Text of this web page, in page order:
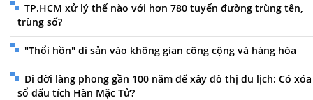
TP.HCM xử lý thế nào với hơn 780 tuyến đường trùng tên,
trùng số?
"Thổi hồn" di sản vào không gian công cộng và hàng hóa
Di dời làng phong gần 100 năm để xây đô thị du lịch: Có xóa
sổ dấu tích Hàn Mặc Tử?